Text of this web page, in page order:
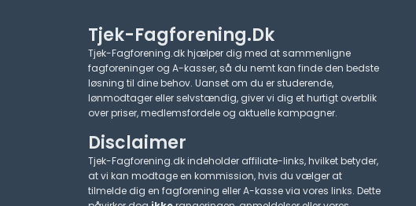
Tjek-Fagforening.dk
Tjek-Fagforening.dk hjælper dig med at sammenligne
fagforeninger og A-kasser, så du nemt kan finde den bedste
løsning til dine behov. Uanset om du er studerende,
lønmodtager eller selvstændig, giver vi dig et hurtigt overblik
over priser, medlemsfordele og aktuelle kampagner.​
Disclaimer
Tjek-Fagforening.dk indeholder affiliate-links, hvilket betyder,
at vi kan modtage en kommission, hvis du vælger at
tilmelde dig en fagforening eller A-kasse via vores links. Dette